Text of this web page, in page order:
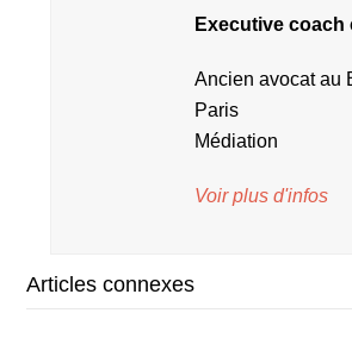
Executive coach
Ancien avocat au
Paris
Médiation
Voir plus d'infos
Articles connexes